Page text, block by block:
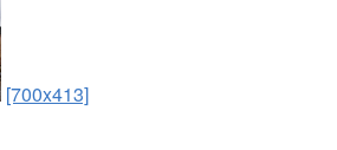
[700x413]